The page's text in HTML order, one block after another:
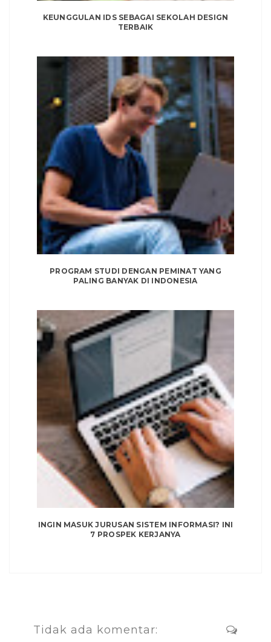
KEUNGGULAN IDS SEBAGAI SEKOLAH DESIGN
TERBAIK
PROGRAM STUDI DENGAN PEMINAT YANG
PALING BANYAK DI INDONESIA
INGIN MASUK JURUSAN SISTEM INFORMASI? INI
7 PROSPEK KERJANYA
Tidak ada komentar: